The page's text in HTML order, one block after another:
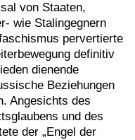
von Staaten,
wie Stalingegnern
pervertierte
definitiv
dienende
Beziehungen
Angesichts des
und des
der „Engel der